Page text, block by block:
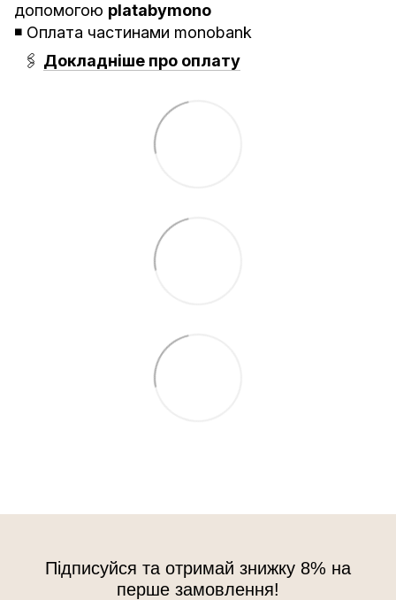
допомогою platabymono
◾️ Оплата частинами monobank
🖇 Докладніше про оплату
Підписуйся та отримай знижку 8% на
перше замовлення!